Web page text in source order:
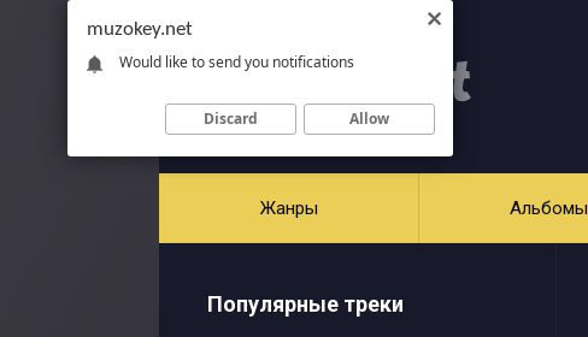
Жанры Альбомы
Популярные треки
muzokey.net
Would like to send you notifications
Discard Allow